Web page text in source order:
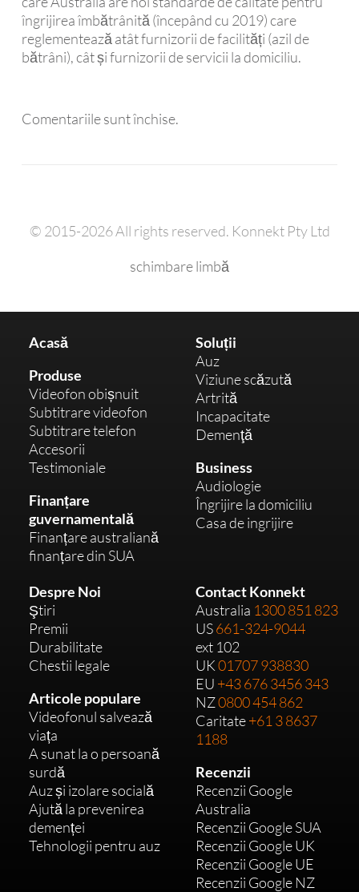
îngrijirea îmbătrânită (începând cu 2019) care
reglementează atât furnizorii de facilități (azil de
bătrâni), cât și furnizorii de servicii la domiciliu.
Comentariile sunt închise.
© 2015-2026 All rights reserved. Konnekt Pty Ltd
schimbare limbă
Acasă
Produse
Videofon obișnuit
Subtitrare videofon
Subtitrare telefon
Accesorii
Testimoniale
Finanțare
guvernamentală
Finanțare australiană
finanțare din SUA
Soluții
Auz
Viziune scăzută
Artrită
Incapacitate
Demenţă
Business
Audiologie
Îngrijire la domiciliu
Casa de ingrijire
Despre Noi
Ştiri
Premii
Durabilitate
Chestii legale
Articole populare
Videofonul salvează
viața
A sunat la o persoană
surdă
Auz și izolare socială
Ajută la prevenirea
demenței
Tehnologii pentru auz
Contact Konnekt
Australia 1300 851 823
US661-324-9044
ext 102
UK01707 938830
EU +43 676 3456 343
NZ0800 454 862
Caritate+61 3 8637
1188
Recenzii
Recenzii Google
Australia
Recenzii Google SUA
Recenzii Google UK
Recenzii Google UE
Recenzii Google NZ